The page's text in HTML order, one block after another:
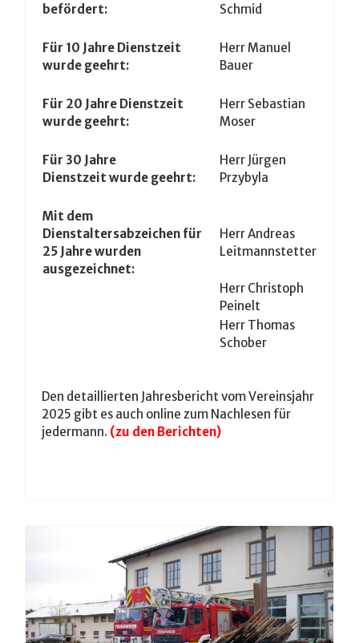
befördert:
Schmid
Für 10 Jahre Dienstzeit
wurde geehrt:
Herr Manuel
Bauer
Für 20 Jahre Dienstzeit
wurde geehrt:
Herr Sebastian
Moser
Für 30 Jahre
Dienstzeit wurde geehrt:
Herr Jürgen
Przybyla
Mit dem
Dienstaltersabzeichen für
25 Jahre wurden
ausgezeichnet:
Herr Andreas
Leitmannstetter
Herr Christoph
Peinelt
Herr Thomas
Schober
Den detaillierten Jahresbericht vom Vereinsjahr
2025 gibt es auch online zum Nachlesen für
jedermann. (zu den Berichten)